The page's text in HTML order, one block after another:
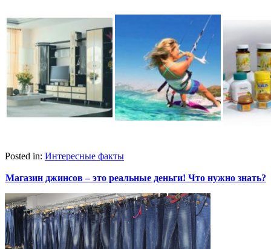
Posted in: Интересные факты
Магазин джинсов – это реальные деньги! Что нужно знать?